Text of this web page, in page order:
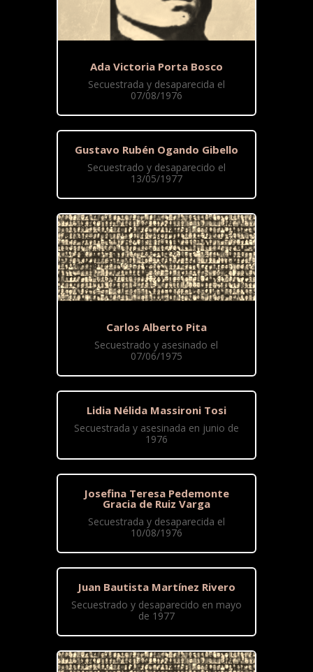
Ada Victoria Porta Bosco
Secuestrada y desaparecida el
07/08/1976
Gustavo Rubén Ogando Gibello
Secuestrado y desaparecido el
13/05/1977
Carlos Alberto Pita
Secuestrado y asesinado el
07/06/1975
Lidia Nélida Massironi Tosi
Secuestrada y asesinada en junio de
1976
Josefina Teresa Pedemonte
Gracia de Ruiz Varga
Secuestrada y desaparecida el
10/08/1976
Juan Bautista Martínez Rivero
Secuestrado y desaparecido en mayo
de 1977